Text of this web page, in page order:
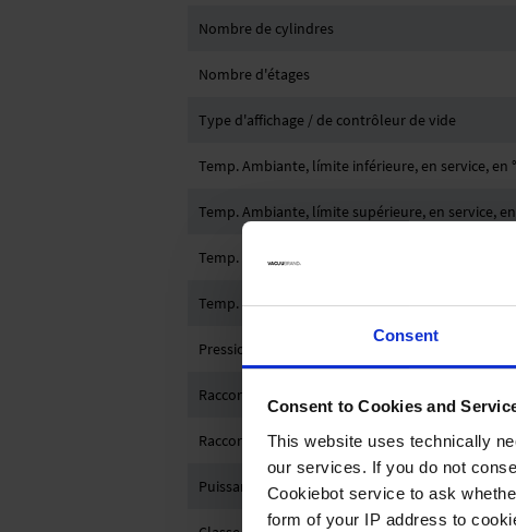
Consent
Consent to Cookies and
This website uses technically
our services. If you do not
Cookiebot service to ask
form of your IP address to
Nombre de cylindres
Nombre d'étages
Type d'affichage / de contrôleur de vide
Temp. Ambiante, límite inférieure, en service, en
Temp. Ambiante, límite supérieure, en service, en
Temp. Ambiante, límite inféreure, stockage, en °C
Temp. Ambiante, límite supérieure, stockage, en
Pression max. à l'échappement (abs.)
Raccord côté aspiration
Raccord côté pression
Puissance nominale en kW